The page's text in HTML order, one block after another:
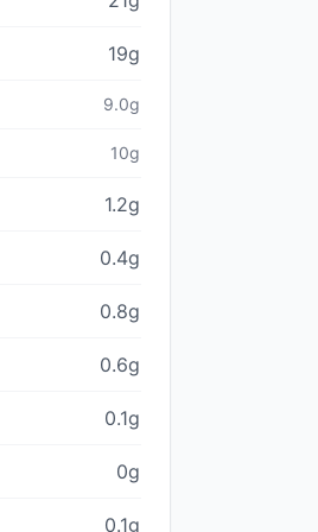
19g
9.0g
10g
1.2g
0.4g
0.8g
0.6g
0.1g
0g
0.1g